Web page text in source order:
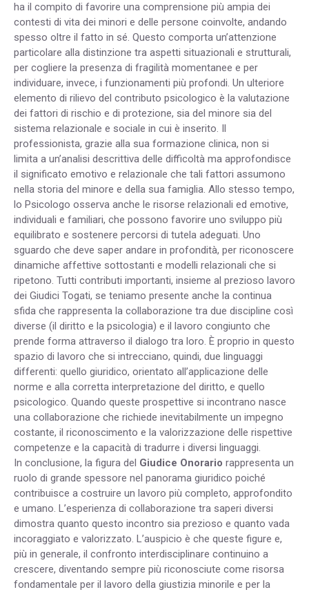
ha il compito di favorire una comprensione più ampia dei
contesti di vita dei minori e delle persone coinvolte, andando
spesso oltre il fatto in sé. Questo comporta un’attenzione
particolare alla distinzione tra aspetti situazionali e strutturali,
per cogliere la presenza di fragilità momentanee e per
individuare, invece, i funzionamenti più profondi. Un ulteriore
elemento di rilievo del contributo psicologico è la valutazione
dei fattori di rischio e di protezione, sia del minore sia del
sistema relazionale e sociale in cui è inserito. Il
professionista, grazie alla sua formazione clinica, non si
limita a un’analisi descrittiva delle difficoltà ma approfondisce
il significato emotivo e relazionale che tali fattori assumono
nella storia del minore e della sua famiglia. Allo stesso tempo,
lo Psicologo osserva anche le risorse relazionali ed emotive,
individuali e familiari, che possono favorire uno sviluppo più
equilibrato e sostenere percorsi di tutela adeguati. Uno
sguardo che deve saper andare in profondità, per riconoscere
dinamiche affettive sottostanti e modelli relazionali che si
ripetono. Tutti contributi importanti, insieme al prezioso lavoro
dei Giudici Togati, se teniamo presente anche la continua
sfida che rappresenta la collaborazione tra due discipline così
diverse (il diritto e la psicologia) e il lavoro congiunto che
prende forma attraverso il dialogo tra loro. È proprio in questo
spazio di lavoro che si intrecciano, quindi, due linguaggi
differenti: quello giuridico, orientato all’applicazione delle
norme e alla corretta interpretazione del diritto, e quello
psicologico. Quando queste prospettive si incontrano nasce
una collaborazione che richiede inevitabilmente un impegno
costante, il riconoscimento e la valorizzazione delle rispettive
competenze e la capacità di tradurre i diversi linguaggi.
In conclusione, la figura del Giudice Onorario rappresenta un
ruolo di grande spessore nel panorama giuridico poiché
contribuisce a costruire un lavoro più completo, approfondito
e umano. L’esperienza di collaborazione tra saperi diversi
dimostra quanto questo incontro sia prezioso e quanto vada
incoraggiato e valorizzato. L’auspicio è che queste figure e,
più in generale, il confronto interdisciplinare continuino a
crescere, diventando sempre più riconosciute come risorsa
fondamentale per il lavoro della giustizia minorile e per la